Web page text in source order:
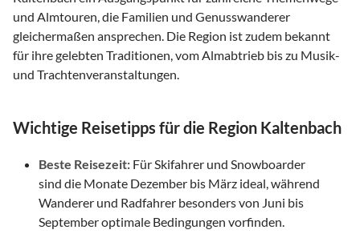
und Almtouren, die Familien und Genusswanderer
gleichermaßen ansprechen. Die Region ist zudem bekannt
für ihre gelebten Traditionen, vom Almabtrieb bis zu Musik-
und Trachtenveranstaltungen.
Wichtige Reisetipps für die Region Kaltenbach
Beste Reisezeit: Für Skifahrer und Snowboarder
sind die Monate Dezember bis März ideal, während
Wanderer und Radfahrer besonders von Juni bis
September optimale Bedingungen vorfinden.